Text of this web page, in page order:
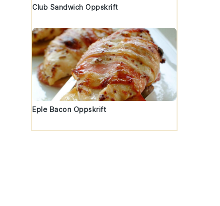
Club Sandwich Oppskrift
Eple Bacon Oppskrift